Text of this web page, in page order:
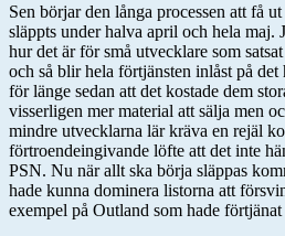
Sen börjar den långa processen att få
släppts under halva april och hela maj.
hur det är för små utvecklare som
och så blir hela förtjänsten inlåst på det
för länge sedan att det kostade dem
visserligen mer material att sälja men
mindre utvecklarna lär kräva en rejäl
förtroendeingivande löfte att det inte
PSN. Nu när allt ska börja släppas
hade kunna dominera listorna att
exempel på Outland som hade